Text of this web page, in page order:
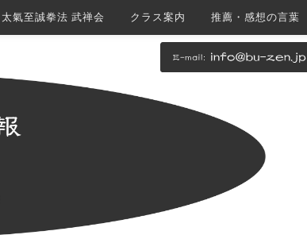
太氣至誠拳法 武禅会 クラス案内 推薦・感想の言葉